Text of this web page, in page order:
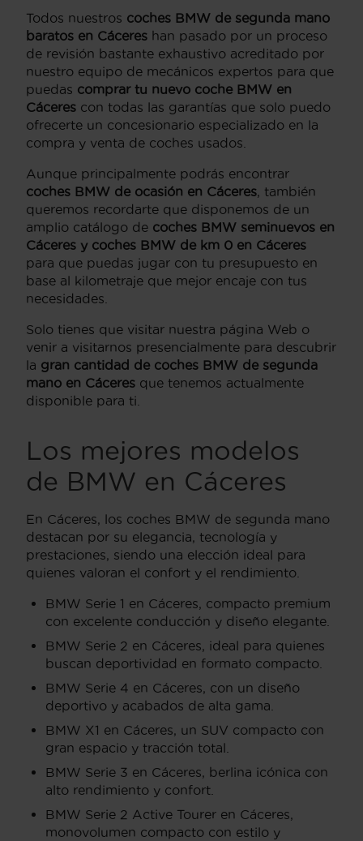
Todos nuestros coches BMW de segunda mano
baratos en Cáceres han pasado por un proceso
de revisión bastante exhaustivo acreditado por
nuestro equipo de mecánicos expertos para que
puedas comprar tu nuevo coche BMW en
Cáceres con todas las garantías que solo puedo
ofrecerte un concesionario especializado en la
compra y venta de coches usados.
Aunque principalmente podrás encontrar
coches BMW de ocasión en Cáceres, también
queremos recordarte que disponemos de un
amplio catálogo de coches BMW seminuevos en
Cáceres y coches BMW de km 0 en Cáceres
para que puedas jugar con tu presupuesto en
base al kilometraje que mejor encaje con tus
necesidades.
Solo tienes que visitar nuestra página Web o
venir a visitarnos presencialmente para descubrir
la gran cantidad de coches BMW de segunda
mano en Cáceres que tenemos actualmente
disponible para ti.
Los mejores modelos
de BMW en Cáceres
En Cáceres, los coches BMW de segunda mano
destacan por su elegancia, tecnología y
prestaciones, siendo una elección ideal para
quienes valoran el confort y el rendimiento.
BMW Serie 1 en Cáceres, compacto premium
con excelente conducción y diseño elegante.
BMW Serie 2 en Cáceres, ideal para quienes
buscan deportividad en formato compacto.
BMW Serie 4 en Cáceres, con un diseño
deportivo y acabados de alta gama.
BMW X1 en Cáceres, un SUV compacto con
gran espacio y tracción total.
BMW Serie 3 en Cáceres, berlina icónica con
alto rendimiento y confort.
BMW Serie 2 Active Tourer en Cáceres,
monovolumen compacto con estilo y